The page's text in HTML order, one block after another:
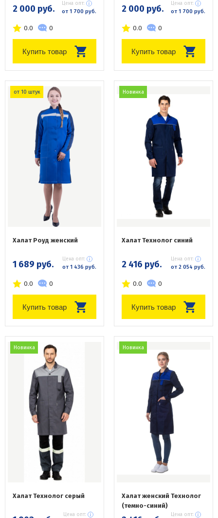
2 000 руб. Цена опт:
от 1 700 руб.
0.0 0
Купить товар
2 000 руб. Цена опт:
от 1 700 руб.
0.0 0
Купить товар
от 10 штук
Халат Роуд женский
1 689 руб. Цена опт:
от 1 436 руб.
0.0 0
Купить товар
Новинка
Халат Технолог синий
2 416 руб. Цена опт:
от 2 054 руб.
0.0 0
Купить товар
Новинка
Халат Технолог серый
Цена опт:
Новинка
Халат женский Технолог
(темно-синий)
Цена опт: